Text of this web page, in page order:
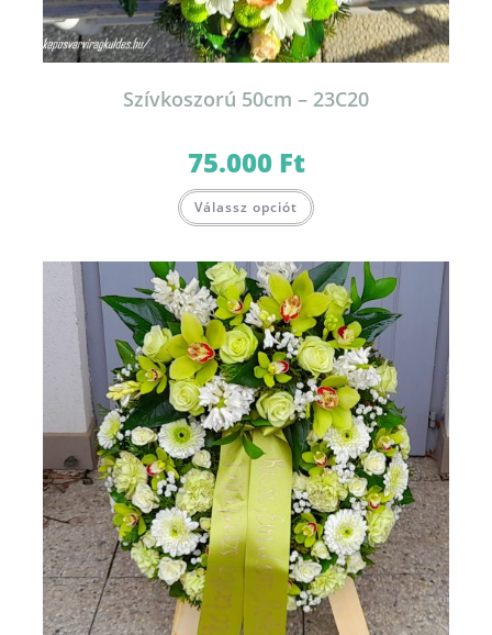
Szívkoszorú 50cm – 23C20
75.000 Ft
Válassz opciót